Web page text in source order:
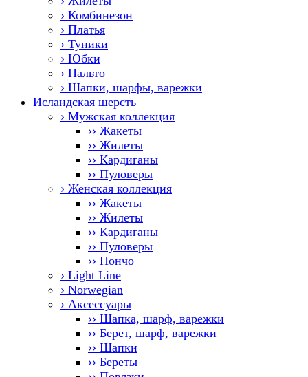
› Комбинезон
› Платья
› Туники
› Юбки
› Пальто
› Шапки, шарфы, варежки
Исландская шерсть
› Мужская коллекция
›› Жакеты
›› Жилеты
›› Кардиганы
›› Пуловеры
› Женская коллекция
›› Жакеты
›› Жилеты
›› Кардиганы
›› Пуловеры
›› Пончо
› Light Line
› Norwegian
› Аксессуары
›› Шапка, шарф, варежки
›› Берет, шарф, варежки
›› Шапки
›› Береты